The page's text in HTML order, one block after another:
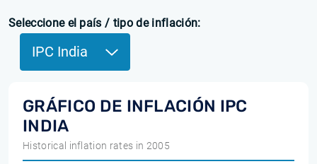
Seleccione el país / tipo de inflación:
IPC India
GRÁFICO DE INFLACIÓN IPC
INDIA
Historical inflation rates in 2005